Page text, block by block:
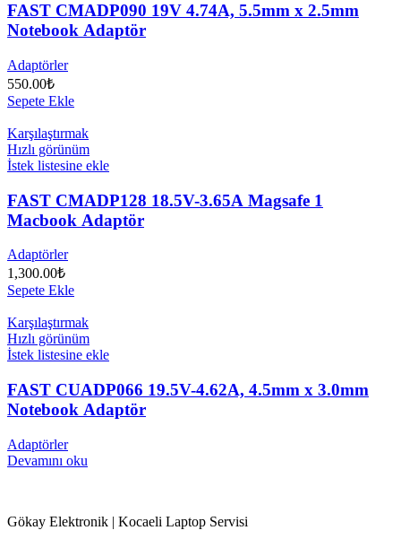
FAST CMADP090 19V 4.74A, 5.5mm x 2.5mm
Notebook Adaptör
Adaptörler
550.00₺
Sepete Ekle
Karşılaştırmak
Hızlı görünüm
İstek listesine ekle
FAST CMADP128 18.5V-3.65A Magsafe 1
Macbook Adaptör
Adaptörler
1,300.00₺
Sepete Ekle
Karşılaştırmak
Hızlı görünüm
İstek listesine ekle
FAST CUADP066 19.5V-4.62A, 4.5mm x 3.0mm
Notebook Adaptör
Adaptörler
Devamını oku
Gökay Elektronik | Kocaeli Laptop Servisi